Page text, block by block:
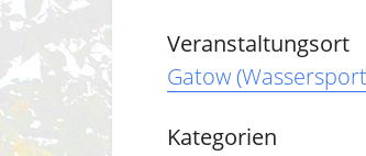
Veranstaltungsort
Gatow
Kategorien